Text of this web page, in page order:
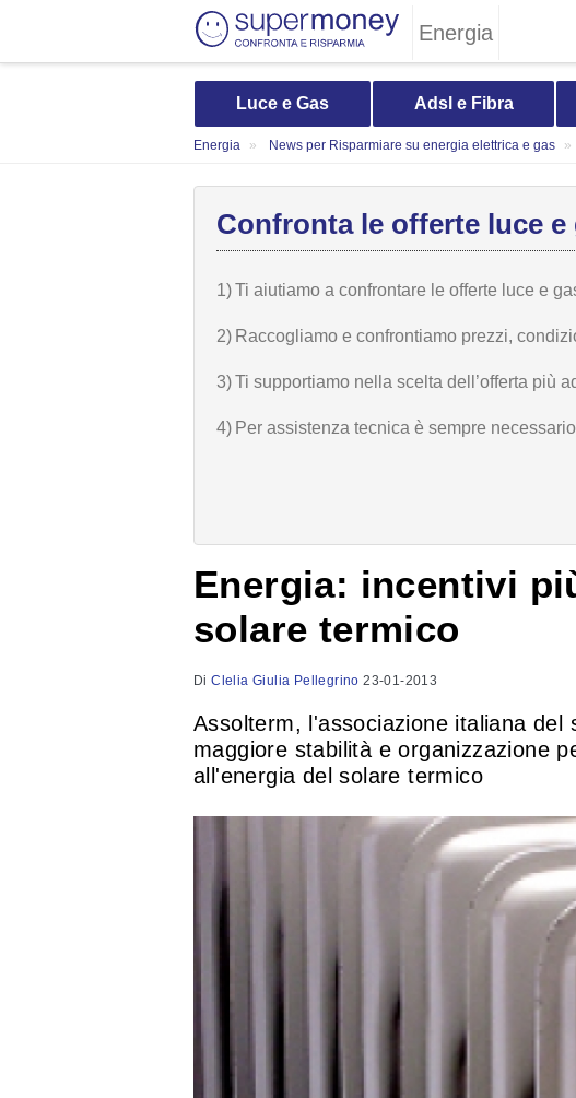
Energia
Luce e Gas Adsl e Fibra
Energia News per Risparmiare su energia elettrica e gas
Confronta le offerte luce e
1)Ti aiutiamo a confrontare le offerte luce e
2) Raccogliamo e confrontiamo prezzi,
3)Ti supportiamo nella scelta dell’offerta più
4) Per assistenza tecnica è sempre
Energia: incentivi
solare termico
DiClelia Giulia Pellegrino 23-01-2013
Assolterm, l'associazione italiana del
maggiore stabilità e organizzazione
all'energia del solare termico